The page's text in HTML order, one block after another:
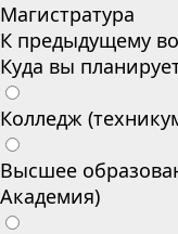
Магистратура
К предыдущему
Куда вы
Колледж
Высшее
Академия)